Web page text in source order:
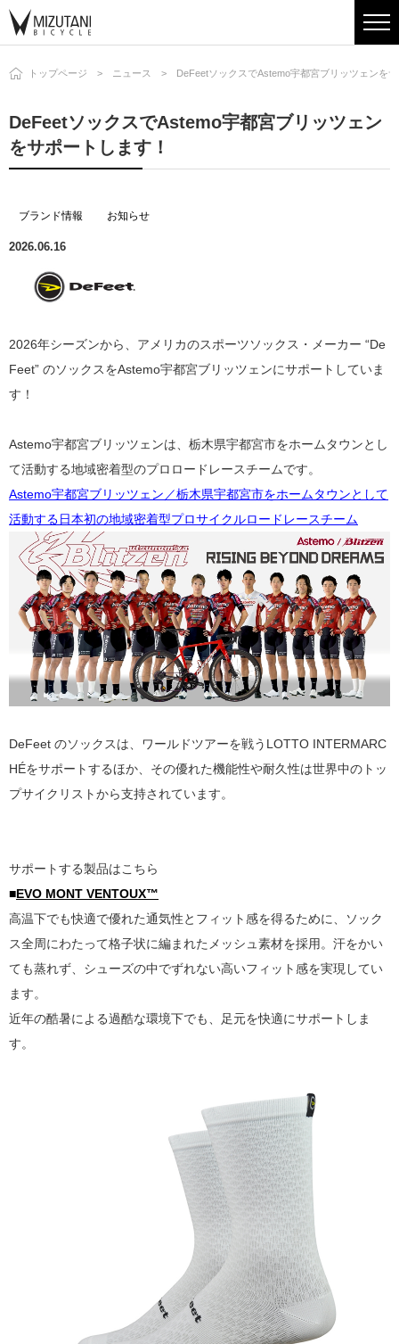
トップページ ニュース DeFeetソックスでAstemo宇都宮ブリッツェンを
DeFeetソックスでAstemo宇都宮ブリッツェン
をサポートします！
ブランド情報 お知らせ
2026.06.16
2026年シーズンから、アメリカのスポーツソックス・メーカー “De
Feet” のソックスをAstemo宇都宮ブリッツェンにサポートしていま
す！
Astemo宇都宮ブリッツェンは、栃木県宇都宮市をホームタウンとし
て活動する地域密着型のプロロードレースチームです。
Astemo宇都宮ブリッツェン／栃木県宇都宮市をホームタウンとして
活動する日本初の地域密着型プロサイクルロードレースチーム
DeFeet のソックスは、ワールドツアーを戦うLOTTO INTERMARC
HÉをサポートするほか、その優れた機能性や耐久性は世界中のトッ
プサイクリストから支持されています。
サポートする製品はこちら
■EVO MONT VENTOUX™
高温下でも快適で優れた通気性とフィット感を得るために、ソック
ス全周にわたって格子状に編まれたメッシュ素材を採用。汗をかい
ても蒸れず、シューズの中でずれない高いフィット感を実現してい
ます。
近年の酷暑による過酷な環境下でも、足元を快適にサポートしま
す。